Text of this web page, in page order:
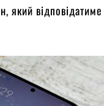
який відповідатиме